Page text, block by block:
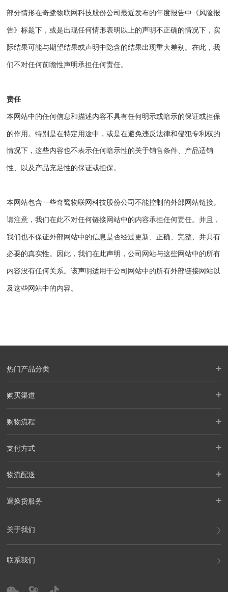
部分情形在奇鹭物联网科技股份公司最近发布的年度报告中《风险报
告》标题下，或是出现任何情形表明以上的声明不正确的情况下，实
际结果可能与期望结果或声明中隐含的结果出现重大差别。在此，我
们不对任何前瞻性声明承担任何责任。
责任
本网站中的任何信息和描述内容不具有任何明示或暗示的保证或担保
的作用。特别是在特定用途中，或是在避免违反法律和侵犯专利权的
情况下，这些内容也不表示任何暗示性的关于销售条件、产品适销
性、以及产品充足性的保证或担保。
本网站包含一些奇鹭物联网科技股份公司不能控制的外部网站链接。
请注意，我们在此不对任何链接网站中的内容承担任何责任。并且，
我们也不保证外部网站中的信息是否经过更新、正确、完整、并具有
必要的真实性。因此，我们在此声明，公司网站与这些网站中的所有
内容没有任何关系。该声明适用于公司网站中的所有外部链接网站以
及这些网站中的内容。
热门产品分类
购买渠道
购物流程
支付方式
物流配送
退换货服务
关于我们
联系我们